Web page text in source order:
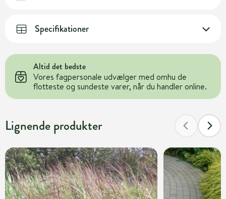
Specifikationer
Altid det bedste
Vores fagpersonale udvælger med omhu de
flotteste og sundeste varer, når du handler online.
Lignende produkter